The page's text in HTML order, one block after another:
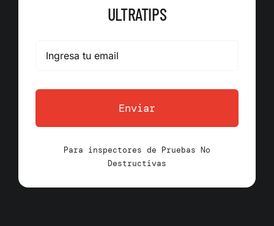
ULTRATIPS
Enviar
Para inspectores de Pruebas No
Destructivas